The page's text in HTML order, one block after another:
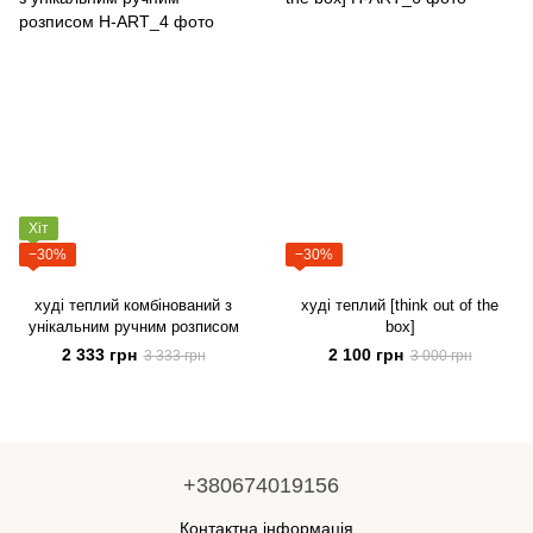
Хіт
−30%
худі теплий комбінований з
унікальним ручним розписом
2 333 грн 3 333 грн
−30%
худі теплий [think out of the
box]
2 100 грн 3 000 грн
+380674019156
Контактна інформація